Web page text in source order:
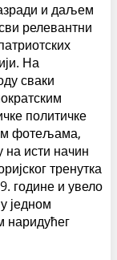
и даљем
релевантни
На
сваки
политичке
фотељама,
исти начин
тренутка
године и увело
једном
наридућег